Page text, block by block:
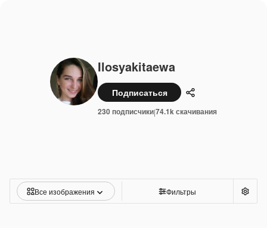
Ilosyakitaewa
Подписаться Поделиться
230 подписчики|74.1k скачивания
Все изображения Фильтры